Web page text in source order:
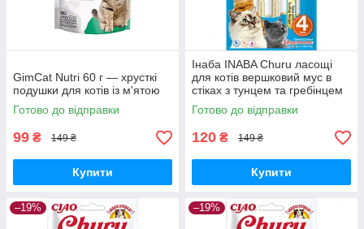
GimCat Nutri 60 г — хрусткі
подушки для котів із м'ятою
Готово до відправки
99 ₴ 149 ₴
Купити
Інаба INABA Churu ласощі
для котів вершковий мус в
стіках з тунцем та гребінцем
4*14 г 1 уп.
Готово до відправки
120 ₴ 149 ₴
Купити
–19% –19%